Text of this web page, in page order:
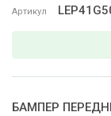
Артикул
БАМПЕР